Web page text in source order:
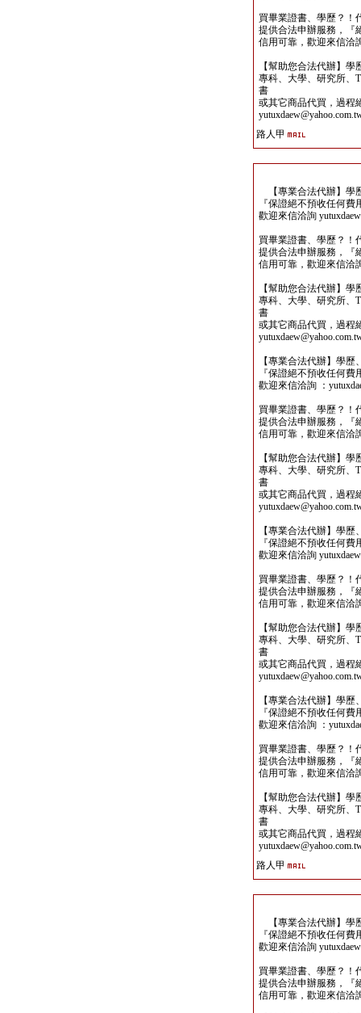
買畢業證書、學歷？！
提供合法申辦服務，『
信用可靠，歡迎來信洽
【幫助您合法代辦】
專科、大學、研究所、
書
或其它商品代買，過程
路人甲
【專業合法代辦】學
『保證絕不預收任何
歡迎來信洽詢
買畢業證書、學歷？！
提供合法申辦服務，『
信用可靠，歡迎來信洽
【幫助您合法代辦】
專科、大學、研究所、
書
或其它商品代買，過程
【專業合法代辦】學
『保證絕不預收任何
歡迎來信洽詢 ：
買畢業證書、學歷？！
提供合法申辦服務，『
信用可靠，歡迎來信洽
【幫助您合法代辦】
專科、大學、研究所、
書
或其它商品代買，過程
【專業合法代辦】學
『保證絕不預收任何
歡迎來信洽詢
買畢業證書、學歷？！
提供合法申辦服務，『
信用可靠，歡迎來信洽
【幫助您合法代辦】
專科、大學、研究所、
書
或其它商品代買，過程
【專業合法代辦】學
『保證絕不預收任何
歡迎來信洽詢 ：
買畢業證書、學歷？！
提供合法申辦服務，『
信用可靠，歡迎來信洽
【幫助您合法代辦】
專科、大學、研究所、
書
或其它商品代買，過程
路人甲
【專業合法代辦】學
『保證絕不預收任何
歡迎來信洽詢
買畢業證書、學歷？！
提供合法申辦服務，『
信用可靠，歡迎來信洽